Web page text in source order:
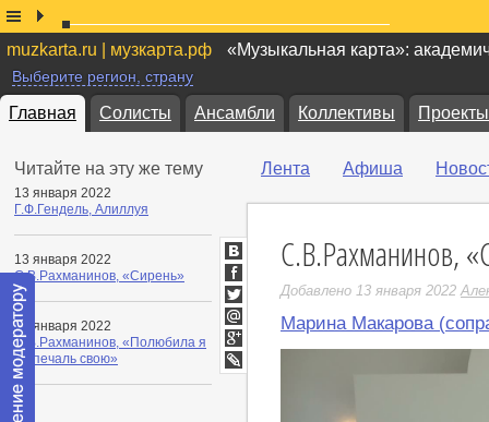
muzkarta.ru | музкарта.рф «Музыкальная карта»:
Выберите регион, страну
Главная Солисты Ансамбли Коллективы Проекты
Читайте на эту же тему
13 января 2022
Г.Ф.Гендель, Алиллуя
13 января 2022
С.В.Рахманинов, «Сирень»
13 января 2022
С.В.Рахманинов, «Полюбила я
на печаль свою»
Лента Афиша
С.В.Рахманинов,
Добавлено 13 января 2022
Марина Макарова
ВКонтакте
Facebook
Twitter
Мой
Мир
Google+
LiveJournal